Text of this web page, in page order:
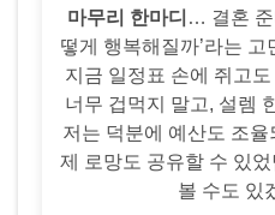
마무리 한마디 … 결혼 준
떻게 행복해질까’라는 고
지금 일정표 손에 쥐고
너무 겁먹지 말고, 설렘
저는 덕분에 예산도 조
제 로망도 공유할 수 있
볼 수도 있